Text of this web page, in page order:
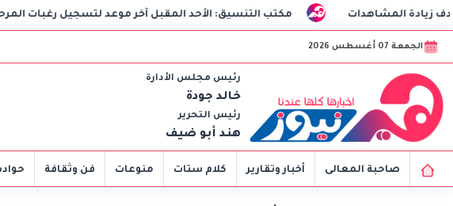
مكتب التنسيق: الأحد المقبل آخر موعد لتسجيل رغبات المرحلة الأولى للتنسيق
الجمعة 07 أغسطس 2026
رئيس مجلس الأدارة
خالد جودة
رئيس التحرير
هند أبو ضيف
صاحبة المعالى أخبار وتقارير كلام ستات منوعات فن وثقافة